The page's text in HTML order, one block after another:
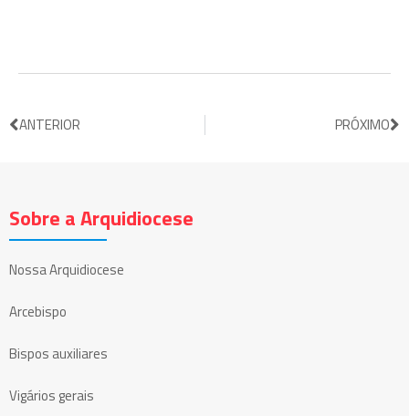
ANTERIOR PRÓXIMO
Sobre a Arquidiocese
Nossa Arquidiocese
Arcebispo
Bispos auxiliares
Vigários gerais